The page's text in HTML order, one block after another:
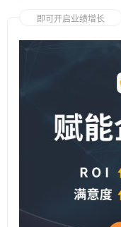
即可开启业绩增长